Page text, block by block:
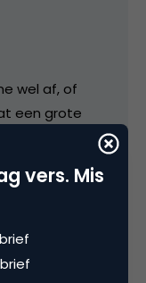
wel af, of
een grote
krijgt
voor elkaar
vers. Mis